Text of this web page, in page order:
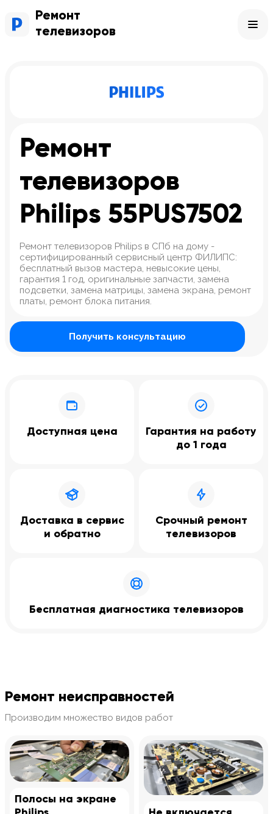
Ремонт
телевизоров
Ремонт
телевизоров
Philips 55PUS7502
Ремонт телевизоров Philips в СПб на дому -
сертифицированный сервисный центр ФИЛИПС:
бесплатный вызов мастера, невысокие цены,
гарантия 1 год, оригинальные запчасти, замена
подсветки, замена матрицы, замена экрана, ремонт
платы, ремонт блока питания.
Получить консультацию
Доступная цена
Гарантия на работу
до 1 года
Доставка в сервис
и обратно
Срочный ремонт
телевизоров
Бесплатная диагностика телевизоров
Ремонт неисправностей
Производим множество видов работ
Полосы на экране